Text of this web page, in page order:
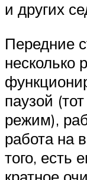
и других
Передние
несколько
паузой
режим),
работа на
того, есть